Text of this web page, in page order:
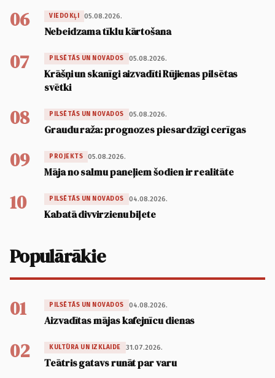
06 VIEDOKĻI 05.08.2026.
Nebeidzama tīklu kārtošana
07 PILSĒTĀS UN NOVADOS 05.08.2026.
Krāšņi un skanīgi aizvadīti Rūjienas pilsētas
svētki
08 PILSĒTĀS UN NOVADOS 05.08.2026.
Graudu raža: prognozes piesardzīgi cerīgas
09 PROJEKTS 05.08.2026.
Māja no salmu paneļiem šodien ir realitāte
10 PILSĒTĀS UN NOVADOS 04.08.2026.
Kabatā divvirzienu biļete
Populārākie
01 PILSĒTĀS UN NOVADOS 04.08.2026.
Aizvadītas mājas kafejnīcu dienas
02 KULTŪRA UN IZKLAIDE 31.07.2026.
Teātris gatavs runāt par varu